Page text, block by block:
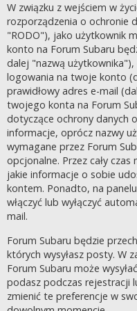
W związku z wejściem w
rozporządzenia o ochronie
"RODO"), jako użytkownik
konto na Forum Subaru
dalej "nazwą
logowania na twoje konto
prawidłowy adres e-mail
twojego konta na Forum
dotyczące ochrony danych
informacje, oprócz nazwy
wymagane przez Forum
opcjonalne. Przez cały
jakie informacje o sobie
kontem. Ponadto, na
włączyć lub wyłączyć
mail.
Forum Subaru będzie
których wysyłasz posty. W
Forum Subaru może
podasz podczas rejestracji
zmienić te preferencje w